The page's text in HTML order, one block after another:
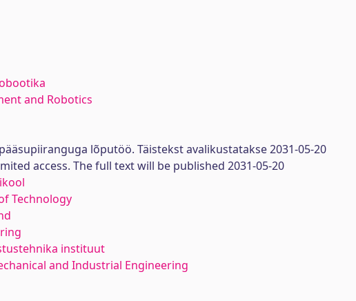
and Robotics
lõputöö. Täistekst avalikustatakse 2031-05-20
access. The full text will be published 2031-05-20
Technology
instituut
and Industrial Engineering